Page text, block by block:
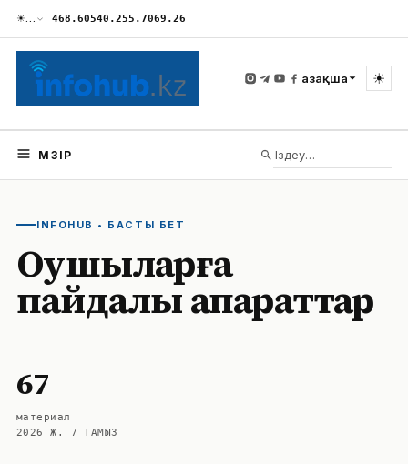
☀… 468.60540.255.7069.26
Қазақша ☀
МӘЗІР
INFOHUB • БАСТЫ БЕТ
Оқушыларға
пайдалы ақпараттар
67
материал
2026 Ж. 7 ТАМЫЗ